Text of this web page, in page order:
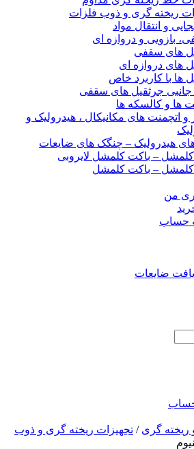
ریخته گری و ذوب فلزات
و انتقال مواد
بازویی و دروازه ای
های سقفی
های دروازه ای
ها با کاربرد خاص
جانبی جرثقیل های سقفی
ها و کالسکه ها
و اتچمنت های مکانیکال ، هیدرولیک و
هیدرولیک – چنگک های ضایعات
– باکت کلمشل لایروبی
– باکت کلمشل
من
حساب
ضایعات
ریخته گری / تجهیزات ریخته گری و ذوب